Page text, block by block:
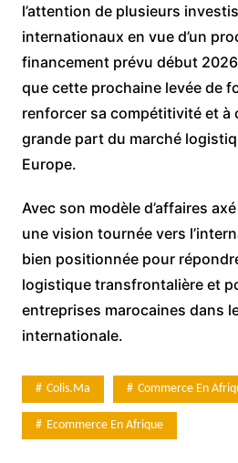
l’attention de plusieurs
internationaux en vue d’un
financement prévu début
que cette prochaine levée de
renforcer sa compétitivité et à
grande part du marché
Europe.
Avec son modèle d’affaires
une vision tournée vers
bien positionnée pour
logistique transfrontalière et
entreprises marocaines dans
internationale.
Colis.ma Commerce En
Ecommerce En Afrique